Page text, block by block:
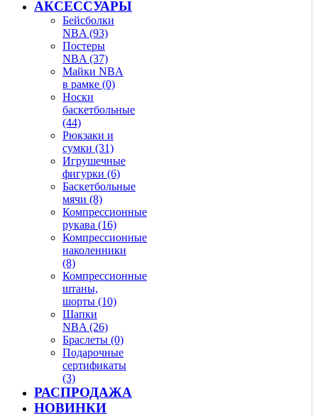
АКСЕССУАРЫ
Бейсболки
NBA (93)
Постеры
NBA (37)
Майки NBA
в рамке (0)
Носки
баскетбольные
(44)
Рюкзаки и
сумки (31)
Игрушечные
фигурки (6)
Баскетбольные
мячи (8)
Компрессионные
рукава (16)
Компрессионные
наколенники
(8)
Компрессионные
штаны,
шорты (10)
Шапки
NBA (26)
Браслеты (0)
Подарочные
сертификаты
(3)
РАСПРОДАЖА
НОВИНКИ